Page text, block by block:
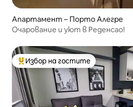
Апартамент – Порто Алегре
Очарование и уют в Реденсао!
Най-популярен избор на гостите
Избор на гостите